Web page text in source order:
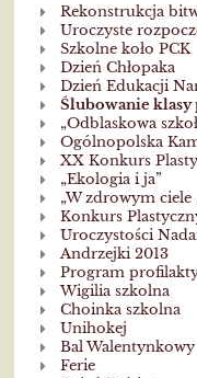
kroniki
szkolnej
2013/2014
Rekonstrukcja
Uroczyste
Szkolne koło PCK
Dzień Chłopaka
Dzień Edukacji
Ślubowanie klasy
„Odblaskowa
Ogólnopolska
XX Konkurs
„Ekologia i ja”
„W zdrowym
Konkurs
Uroczystości
Andrzejki 2013
Program
Wigilia szkolna
Choinka szkolna
Unihokej
Bal Walentynkowy
Ferie